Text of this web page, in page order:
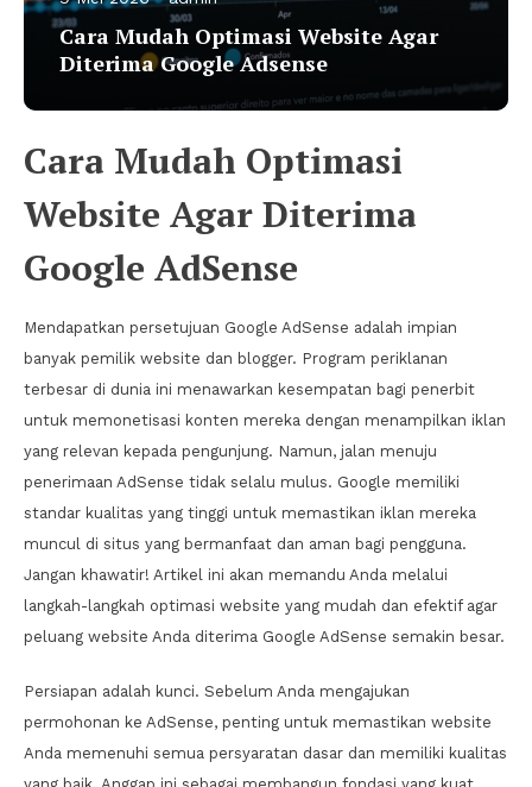
Cara Mudah Optimasi Website Agar
Diterima Google Adsense
Cara Mudah Optimasi
Website Agar Diterima
Google AdSense
Mendapatkan persetujuan Google AdSense adalah impian
banyak pemilik website dan blogger. Program periklanan
terbesar di dunia ini menawarkan kesempatan bagi penerbit
untuk memonetisasi konten mereka dengan menampilkan iklan
yang relevan kepada pengunjung. Namun, jalan menuju
penerimaan AdSense tidak selalu mulus. Google memiliki
standar kualitas yang tinggi untuk memastikan iklan mereka
muncul di situs yang bermanfaat dan aman bagi pengguna.
Jangan khawatir! Artikel ini akan memandu Anda melalui
langkah-langkah optimasi website yang mudah dan efektif agar
peluang website Anda diterima Google AdSense semakin besar.
Persiapan adalah kunci. Sebelum Anda mengajukan
permohonan ke AdSense, penting untuk memastikan website
Anda memenuhi semua persyaratan dasar dan memiliki kualitas